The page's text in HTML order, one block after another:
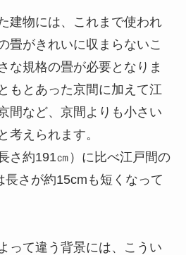
建物には、これまで使われ
畳がきれいに収まらないこ
な規格の畳が必要となりま
もとあった京間に加えて江
間など、京間よりも小さい
考えられます。
さ約191㎝）に比べ江戸間の
さが約15cmも短くなって
って違う背景には、こうい